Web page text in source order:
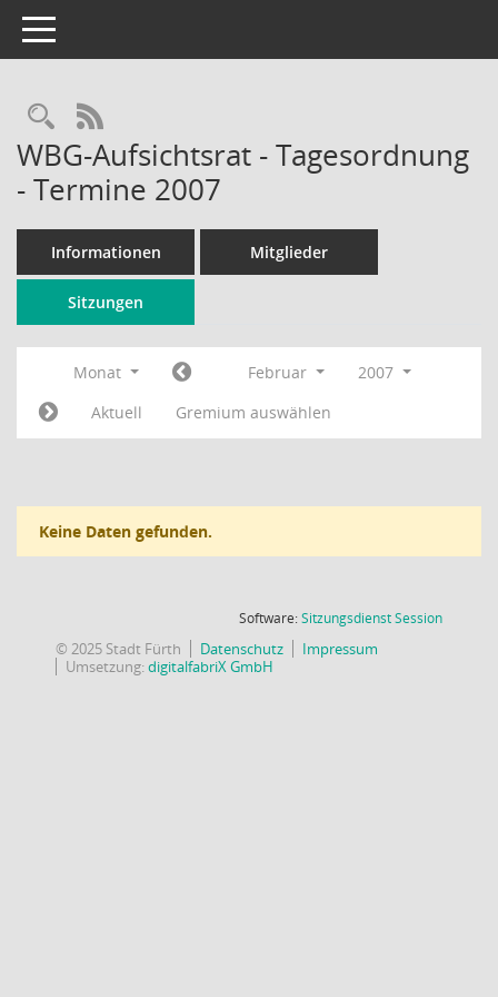
Toggle navigation
Rechercheauswahl
RSS-Feed
WBG-Aufsichtsrat - Tagesordnung
- Termine 2007
Informationen Mitglieder
Sitzungen
Monat Februar
2007
Aktuell
Gremium auswählen
Keine Daten gefunden.
Software:SitzungsdienstSession(Wird in
© 2025 Stadt Fürth Datenschutz
Impressum
Umsetzung:digitalfabriX GmbH